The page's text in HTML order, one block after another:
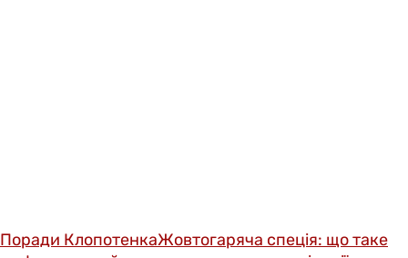
Поради КлопотенкаЖовтогаряча спеція: що таке